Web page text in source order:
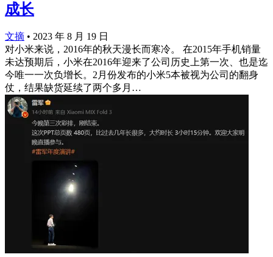
成长
文摘 • 2023 年 8 月 19 日
对小米来说，2016年的秋天漫长而寒冷。 在2015年手机销量
未达预期后，小米在2016年迎来了公司历史上第一次、也是迄
今唯一一次负增长。2月份发布的小米5本被视为公司的翻身
仗，结果缺货延续了两个多月…